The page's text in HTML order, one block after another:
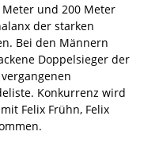
und 200 Meter
der starken
Bei den Männern
Doppelsieger der
Konkurrenz wird
Felix Frühn, Felix